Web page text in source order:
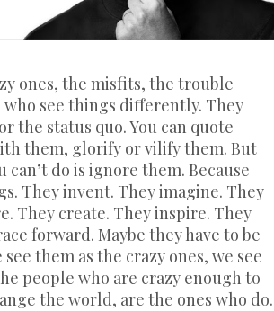
ones, the misfits, the trouble
who see things differently. They
the status quo. You can quote
them, glorify or vilify them. But
do is ignore them. Because
They invent. They imagine. They
They create. They inspire. They
forward. Maybe they have to be
see them as the crazy ones, we see
people who are crazy enough to
the world, are the ones who do.